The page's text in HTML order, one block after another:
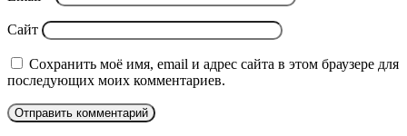
Сайт
Сохранить моё имя, email и адрес сайта в этом браузере для
последующих моих комментариев.